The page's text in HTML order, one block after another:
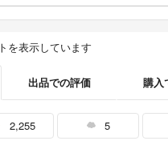
を表示しています
出品での評価 購入
2,255 5